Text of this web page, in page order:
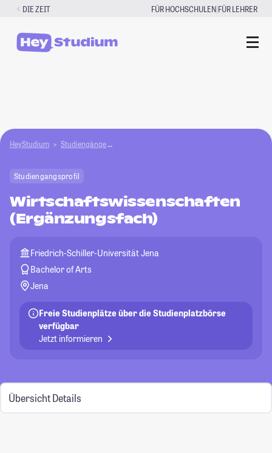
Zum
springen
DIE ZEIT FÜR HOCHSCHULEN|FÜR LEHRER
HeyStudium Studiengänge
Studiengangsprofil
Wirtschaftswissenschaften
(Ergänzungsfach)
Friedrich-Schiller-Universität Jena
Bachelor of Arts
Jena
Freie Studienplätze über die Studienplatzbörse
verfügbar
Jetzt informieren
Übersicht Details